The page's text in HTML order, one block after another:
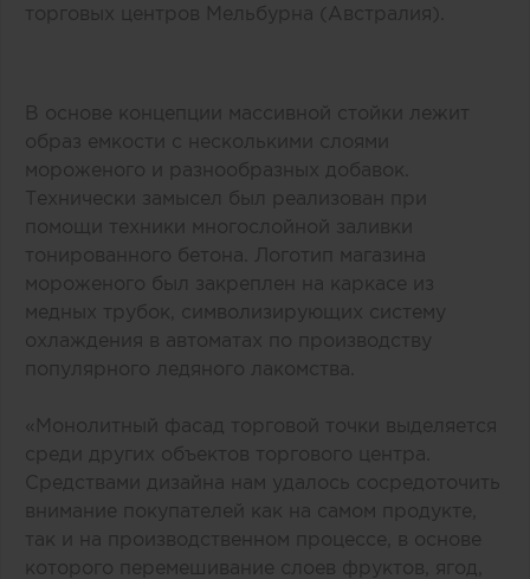
торговых центров Мельбурна (Австралия).
В основе концепции массивной стойки лежит
образ емкости с несколькими слоями
мороженого и разнообразных добавок.
Технически замысел был реализован при
помощи техники многослойной заливки
тонированного бетона. Логотип магазина
мороженого был закреплен на каркасе из
медных трубок, символизирующих систему
охлаждения в автоматах по производству
популярного ледяного лакомства.
«Монолитный фасад торговой точки выделяется
среди других объектов торгового центра.
Средствами дизайна нам удалось сосредоточить
внимание покупателей как на самом продукте,
так и на производственном процессе, в основе
которого перемешивание слоев фруктов, ягод,